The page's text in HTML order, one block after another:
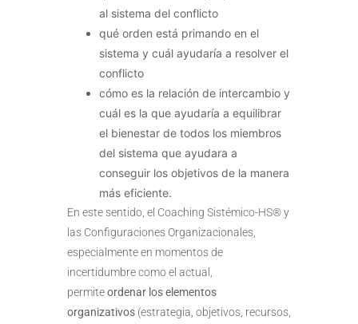
al sistema del conflicto
qué orden está primando en el
sistema y cuál ayudaría a resolver el
conflicto
cómo es la relación de intercambio y
cuál es la que ayudaría a equilibrar
el bienestar de todos los miembros
del sistema que ayudara a
conseguir los objetivos de la manera
más eficiente.
En este sentido, el Coaching Sistémico-HS® y
las Configuraciones Organizacionales,
especialmente en momentos de
incertidumbre como el actual,
permiteordenar los elementos
organizativos (estrategia, objetivos, recursos,